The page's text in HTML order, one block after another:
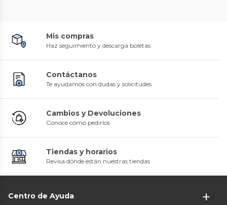
Mis compras
Haz seguimiento y descarga boletas
Contáctanos
Te ayudamos con dudas y solicitudes
Cambios y Devoluciones
Conoce cómo pedirlos
Tiendas y horarios
Revisa dónde están nuestras tiendas
Centro de Ayuda